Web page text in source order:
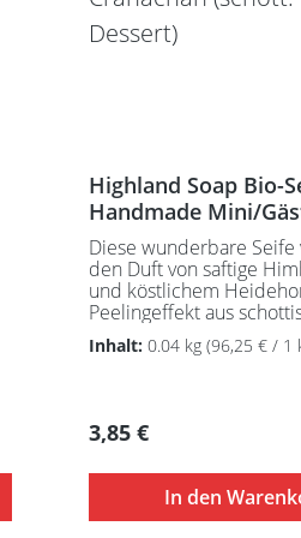
Highland Soap Bio-
Handmade Mini/
Scottish Raspberry
(schott. Himbeer
Diese wunderbare
den Duft von saftige
und köstlichem
Peelingeffekt aus
Hafermehl. Ätherische
Meeresalgen sorgen für
und Kakaobutter in bester
Qualität sowie
angereichert mit
Vitaminen und
Antioxidantien reinigen
Inhalt:0.04 kg(96,25 € / 1
Regulärer Preis:
3,85 €
In den